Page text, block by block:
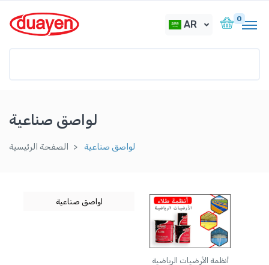
AR 0
لواصق صناعية
الصفحة الرئيسية لواصق صناعية
لواصق صناعية
أنظمة الأرضيات الرياضية